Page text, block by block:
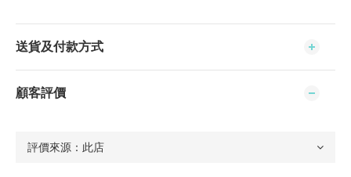
送貨及付款方式
顧客評價